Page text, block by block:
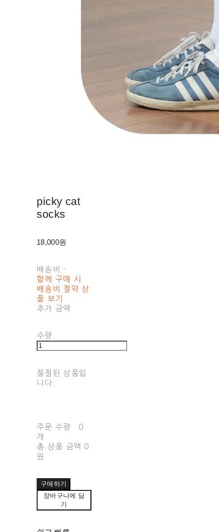
picky cat
socks
18,000원
배송비 -
함께 구매 시
배송비 절약 상
품 보기
추가 금액
수량
품절된 상품입
니다.
주문 수량
0
개
총 상품 금액 0
원
구매하기
장바구니에 담
기